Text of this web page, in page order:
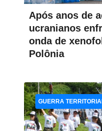
Após anos de
ucranianos
onda de
Polônia
GUERRA